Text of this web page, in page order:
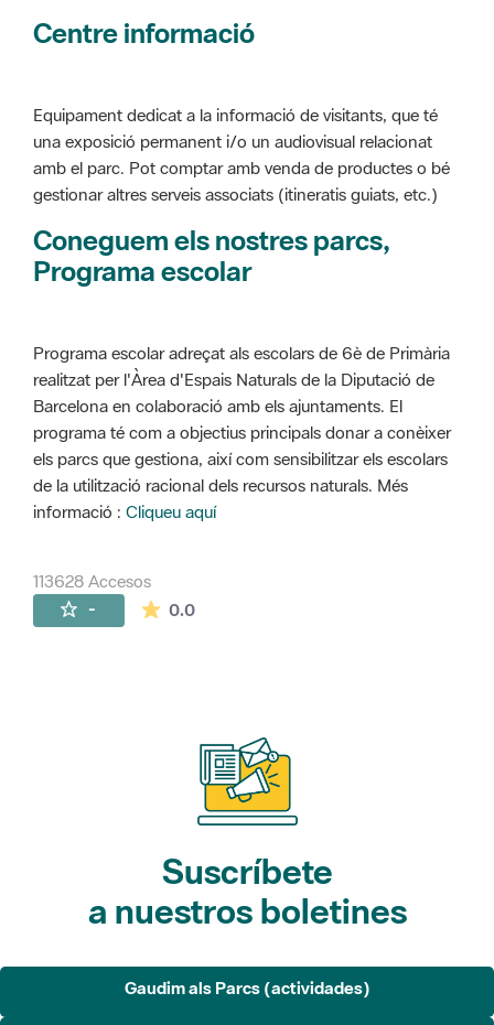
Centre informació
Equipament dedicat a la informació de visitants, que té
una exposició permanent i/o un audiovisual relacionat
amb el parc. Pot comptar amb venda de productes o bé
gestionar altres serveis associats (itineratis guiats, etc.)
Coneguem els nostres parcs,
Programa escolar
Programa escolar adreçat als escolars de 6è de Primària
realitzat per l'Àrea d'Espais Naturals de la Diputació de
Barcelona en colaboració amb els ajuntaments. El
programa té com a objectius principals donar a conèixer
els parcs que gestiona, així com sensibilitzar els escolars
de la utilització racional dels recursos naturals. Més
informació : Cliqueu aquí
113628 Accesos
- 0.0La valoración media es de 0 estrellas de
Suscríbete
a nuestros boletines
Gaudim als Parcs (actividades)